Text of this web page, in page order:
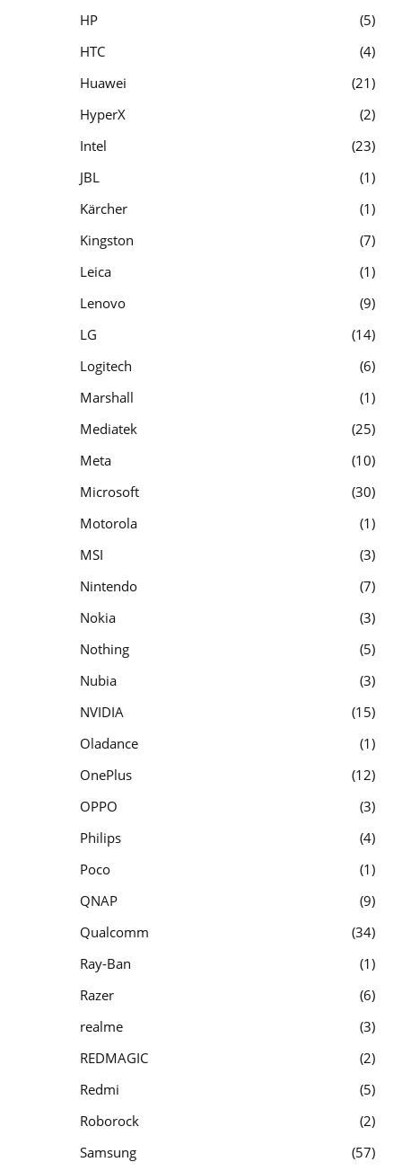
HP
5
HTC
4
Huawei
21
HyperX
2
Intel
23
JBL
1
Kärcher
1
Kingston
7
Leica
1
Lenovo
9
LG
14
Logitech
6
Marshall
1
Mediatek
25
Meta
10
Microsoft
30
Motorola
1
MSI
3
Nintendo
7
Nokia
3
Nothing
5
Nubia
3
NVIDIA
15
Oladance
1
OnePlus
12
OPPO
3
Philips
4
Poco
1
QNAP
9
Qualcomm
34
Ray-Ban
1
Razer
6
realme
3
REDMAGIC
2
Redmi
5
Roborock
2
Samsung
57